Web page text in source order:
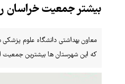
بیشتر جمعیت خراسان
که این شهرستان ها بیشترین جمعیت